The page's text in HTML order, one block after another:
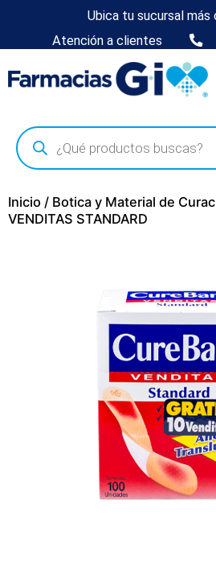
Ubica tu sucursal más
Atención a clientes
Inicio / Botica y Material de
VENDITAS STANDARD